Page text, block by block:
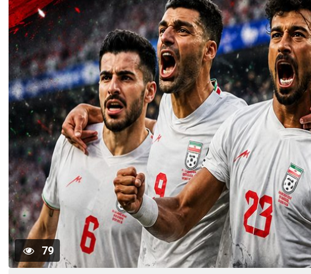
روزنامہ سارا جہان پاکستان ، 15 اپریل 2026 79